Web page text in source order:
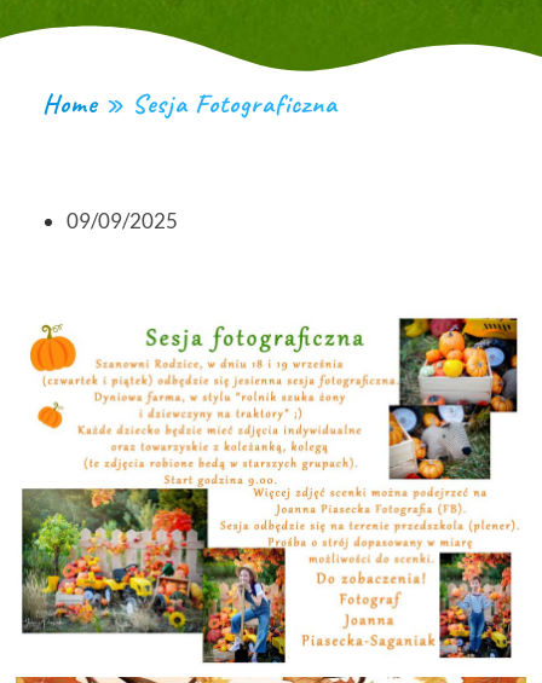
Home» Sesja Fotograficzna
09/09/2025